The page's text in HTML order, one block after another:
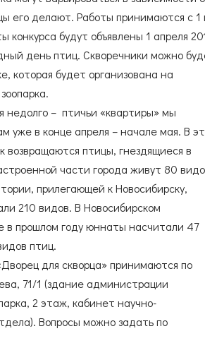
его делают. Работы принимаются с 1
конкурса будут объявлены 1 апреля
день птиц. Скворечники можно
которая будет организована на
недолго – птичьи «квартиры» мы
уже в конце апреля – начале мая. В
возвращаются птицы, гнездящиеся в
части города живут 80
прилегающей к Новосибирску,
210 видов. В Новосибирском
в прошлом году юннаты насчитали 47
птиц.
для скворца» принимаются по
71/1 (здание администрации
2 этаж, кабинет научно-
Вопросы можно задать по